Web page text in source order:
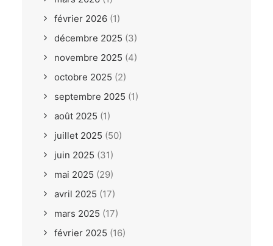
février 2026 (1)
décembre 2025 (3)
novembre 2025 (4)
octobre 2025 (2)
septembre 2025 (1)
août 2025 (1)
juillet 2025 (50)
juin 2025 (31)
mai 2025 (29)
avril 2025 (17)
mars 2025 (17)
février 2025 (16)